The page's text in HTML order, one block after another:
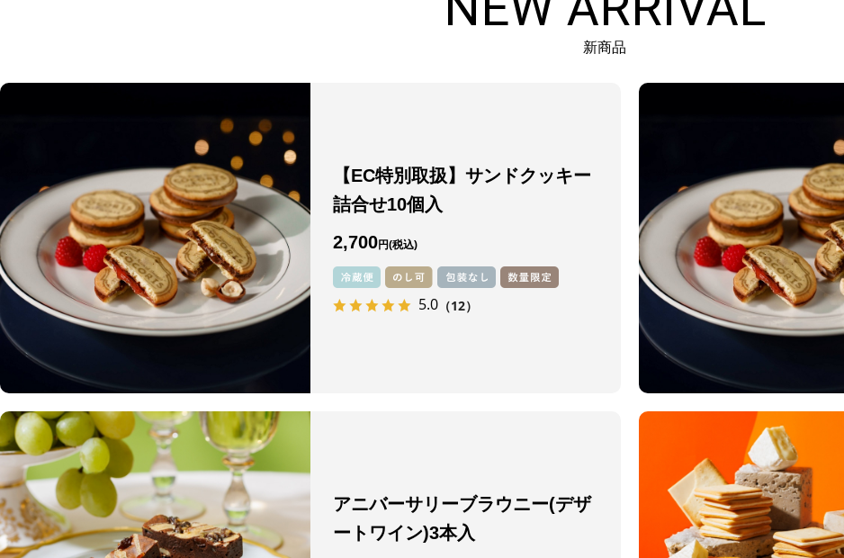
新商品
【EC特別取扱】サンドクッキー
詰合せ10個入
2,700円
5.0 （12）
アニバーサリーブラウニー(デザ
ートワイン)3本入